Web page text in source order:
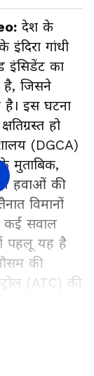
देश के
गांधी
इंसिडेंट का
है, जिसने
है। इस घटना
हो
(DGCA)
मुताबिक,
हवाओं की
विमानों
कई सवाल
पहलू यह है
की
(ATC) की